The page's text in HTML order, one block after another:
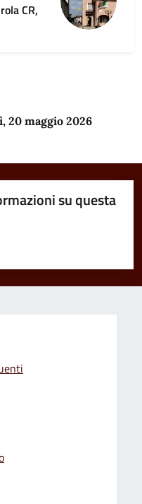
CR,
20 maggio 2026
su questa
5